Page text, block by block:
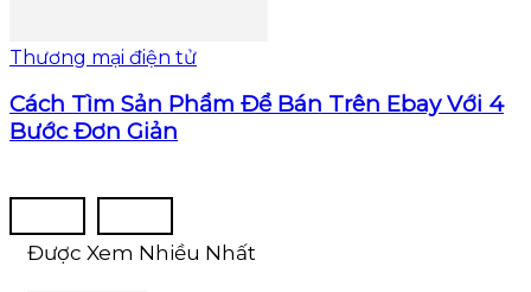
Thương mại điện tử
Cách Tìm Sản Phẩm Để Bán Trên Ebay Với 4
Bước Đơn Giản
Được Xem Nhiều Nhất